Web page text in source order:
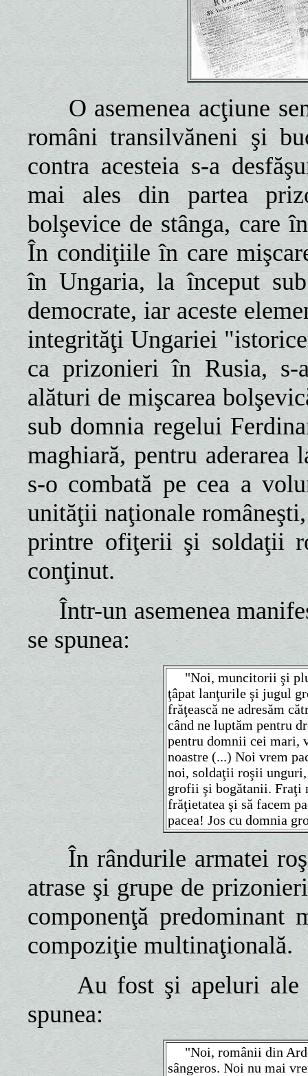
O asemenea acţiune
români transilvăneni şi
contra acesteia s-a
mai ales din partea
bolşevice de stânga, care
În condiţiile în care
în Ungaria, la început
democrate, iar aceste
integrităţi Ungariei
ca prizonieri în Rusia, s-
alături de mişcarea
sub domnia regelui
maghiară, pentru aderarea
s-o combată pe cea a
unităţii naţionale
printre ofiţerii şi soldaţii
conţinut.
Într-un asemenea
se spunea:
"Noi, muncitorii şi
ţâpat lanţurile şi jugul
frăţească ne adresăm
când ne luptăm pentru
pentru domnii cei mari,
noastre (...) Noi vrem
noi, soldaţii roşii
grofii şi bogătanii. Fraţi
frăţietatea şi să facem
pacea! Jos cu domnia
În rândurile armatei
atrase şi grupe de
componenţă predominant
compoziţie multinaţională.
Au fost şi apeluri ale
spunea:
"Noi, românii din
sângeros. Noi nu mai